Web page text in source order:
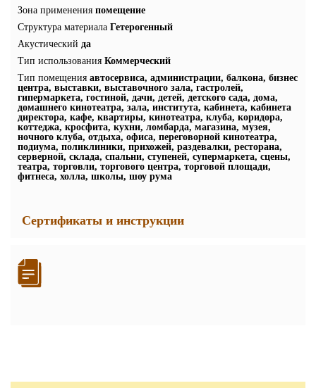
Зона применения помещение
Структура материала Гетерогенный
Акустический да
Тип использования Коммерческий
Тип помещения автосервиса, администрации, балкона, бизнес
центра, выставки, выставочного зала, гастролей,
гипермаркета, гостиной, дачи, детей, детского сада, дома,
домашнего кинотеатра, зала, института, кабинета, кабинета
директора, кафе, квартиры, кинотеатра, клуба, коридора,
коттеджа, кросфита, кухни, ломбарда, магазина, музея,
ночного клуба, отдыха, офиса, переговорной кинотеатра,
подиума, поликлиники, прихожей, раздевалки, ресторана,
серверной, склада, спальни, ступеней, супермаркета, сцены,
театра, торговли, торгового центра, торговой площади,
фитнеса, холла, школы, шоу рума
Сертификаты и инструкции